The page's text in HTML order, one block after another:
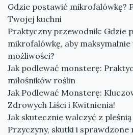
Gdzie postawić mikrofalówkę?
Twojej kuchni
Praktyczny przewodnik: Gdzie
mikrofalówkę, aby
możliwości?
Jak podlewać monsterę:
miłośników roślin
Jak Podlewać Monsterę:
Zdrowych Liści i Kwitnienia!
Jak skutecznie walczyć z
Przyczyny, skutki i sprawdzone